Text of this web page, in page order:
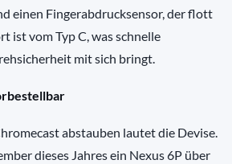
einen Fingerabdrucksensor, der flott
ist vom Typ C, was schnelle
mit sich bringt.
abstauben lautet die Devise.
dieses Jahres ein Nexus 6P über